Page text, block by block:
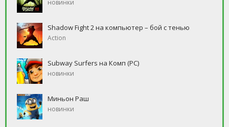
новинки
Shadow Fight 2 на компьютер – бой с тенью
Action
Subway Surfers на Комп (PC)
новинки
Миньон Раш
новинки